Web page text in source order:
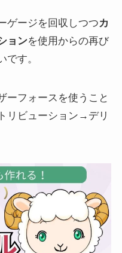
ゲージを回収しつつカ
ョンを使用からの再び
です。
ーフォースを使うこと
リビューション→デリ